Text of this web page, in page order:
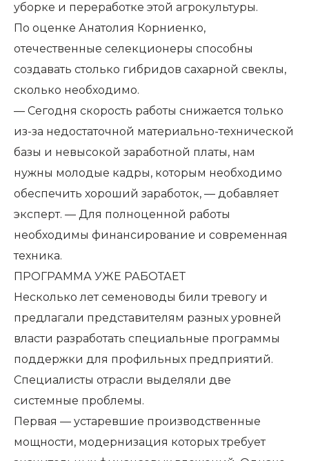
уборке и переработке этой агрокультуры.
По оценке Анатолия Корниенко,
отечественные селекционеры способны
создавать столько гибридов сахарной свеклы,
сколько необходимо.
— Сегодня скорость работы снижается только
из-за недостаточной материально-технической
базы и невысокой заработной платы, нам
нужны молодые кадры, которым необходимо
обеспечить хороший заработок, — добавляет
эксперт. — Для полноценной работы
необходимы финансирование и современная
техника.
ПРОГРАММА УЖЕ РАБОТАЕТ
Несколько лет семеноводы били тревогу и
предлагали представителям разных уровней
власти разработать специальные программы
поддержки для профильных предприятий.
Специалисты отрасли выделяли две
системные проблемы.
Первая — устаревшие производственные
мощности, модернизация которых требует